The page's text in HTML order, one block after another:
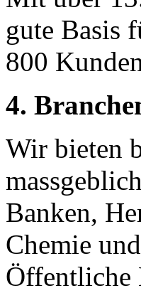
gute Basis
800
4.
Wir bieten
Banken,
Chemie
Öffentliche